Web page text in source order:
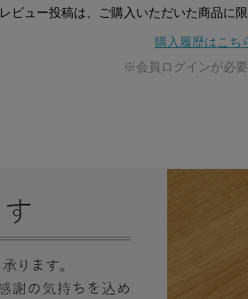
レビュー投稿は、ご購入いただいた商品に
購入履歴はこち
※会員ログインが必要